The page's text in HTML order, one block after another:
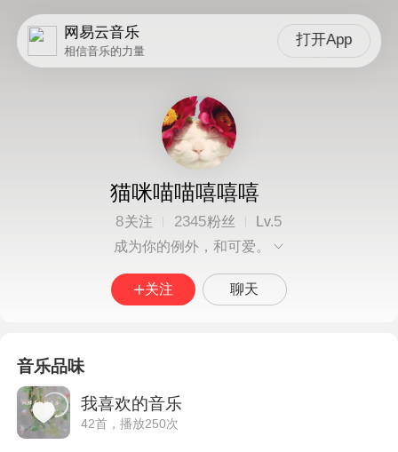
网易云音乐
相信音乐的力量
打开App
猫咪喵喵嘻嘻嘻
8关注 2345粉丝 Lv.5
成为你的例外，和可爱。
关注 聊天
音乐品味
我喜欢的音乐
42首，播放250次